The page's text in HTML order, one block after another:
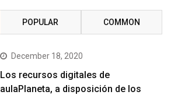
POPULAR COMMON
December 18, 2020
Los recursos digitales de
aulaPlaneta, a disposición de los